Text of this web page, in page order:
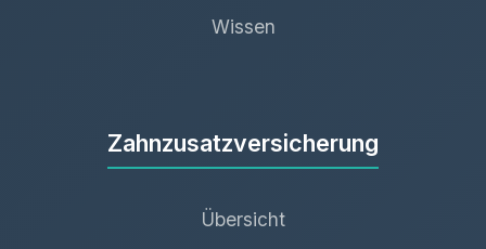
Wissen
Zahnzusatzversicherung
Übersicht